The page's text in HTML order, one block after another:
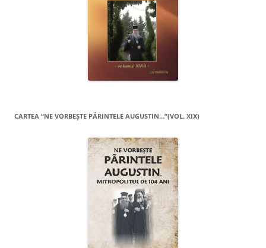
CARTEA “NE VORBEŞTE PĂRINTELE AUGUSTIN…”(VOL. XIX)